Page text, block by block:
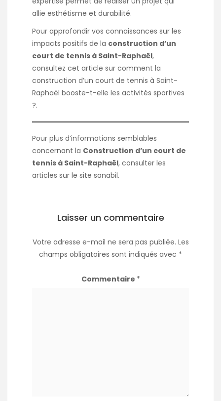
allie esthétisme et durabilité.
Pour approfondir vos connaissances sur les
impacts positifs de la construction d’un
court de tennis à Saint-Raphaël,
consultez cet article sur comment la
construction d’un court de tennis à Saint-
Raphaël booste-t-elle les activités sportives
?.
Pour plus d’informations semblables
concernant la Construction d’un court de
tennis à Saint-Raphaël, consulter les
articles sur le site sanabil.
Laisser un commentaire
Votre adresse e-mail ne sera pas publiée. Les
champs obligatoires sont indiqués avec *
Commentaire *